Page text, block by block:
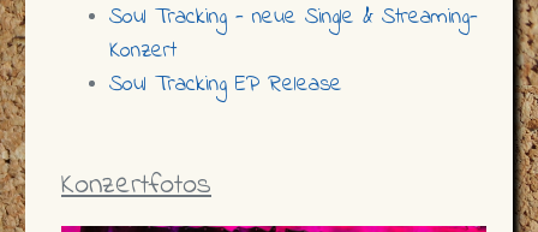
Soul Tracking - neue Single & Streaming-
Konzert
Soul Tracking EP Release
Konzertfotos